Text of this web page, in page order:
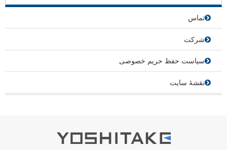
تماس
شرکت
سیاست حفظ حریم خصوصی
نقشۀ سایت